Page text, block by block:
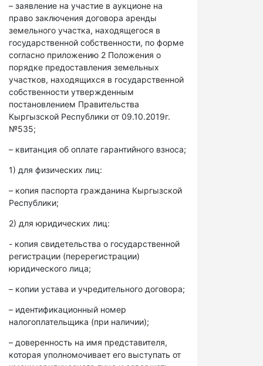
– заявление на участие в аукционе на
право заключения договора аренды
земельного участка, находящегося в
государственной собственности, по форме
согласно приложению 2 Положения о
порядке предоставления земельных
участков, находящихся в государственной
собственности утвержденным
постановлением Правительства
Кыргызской Республики от 09.10.2019г.
№535;
– квитанция об оплате гарантийного взноса;
1) для физических лиц:
– копия паспорта гражданина Кыргызской
Республики;
2) для юридических лиц:
- копия свидетельства о государственной
регистрации (перерегистрации)
юридического лица;
– копии устава и учредительного договора;
– идентификационный номер
налогоплательщика (при наличии);
– доверенность на имя представителя,
которая уполномочивает его выступать от